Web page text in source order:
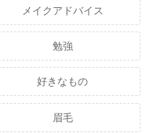
メイクアドバイス
勉強
好きなもの
眉毛